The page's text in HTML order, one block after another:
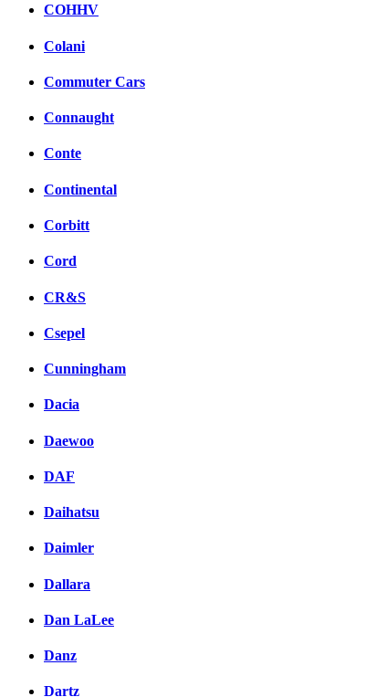
COHHV
Colani
Commuter Cars
Connaught
Conte
Continental
Corbitt
Cord
CR&S
Csepel
Cunningham
Dacia
Daewoo
DAF
Daihatsu
Daimler
Dallara
Dan LaLee
Danz
Dartz